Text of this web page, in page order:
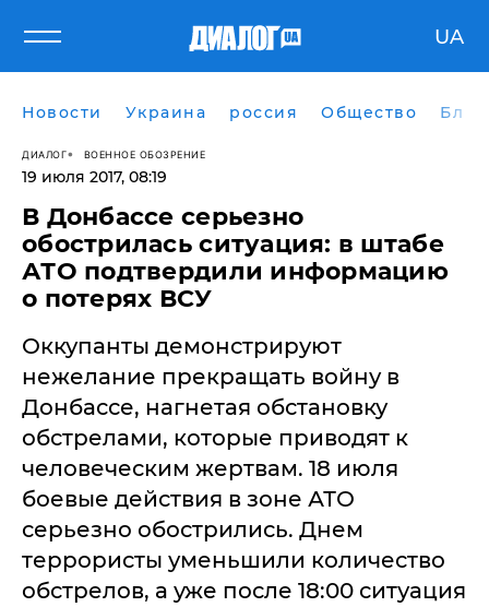
UA
Новости Украина россия Общество
ДИАЛОГ ВОЕННОЕ ОБОЗРЕНИЕ
19 июля 2017, 08:19
В Донбассе серьезно
обострилась ситуация: в штабе
АТО подтвердили информацию
о потерях ВСУ
​Оккупанты демонстрируют
нежелание прекращать войну в
Донбассе, нагнетая обстановку
обстрелами, которые приводят к
человеческим жертвам. 18 июля
боевые действия в зоне АТО
серьезно обострились. Днем
террористы уменьшили количество
обстрелов, а уже после 18:00 ситуация